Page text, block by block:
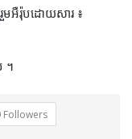
មអឺរ៉ុបដោយសារ ៖
។
Followers